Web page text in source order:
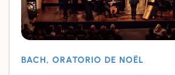
BACH, ORATORIO DE NOËL